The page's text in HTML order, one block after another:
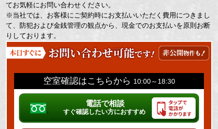
てお気軽にお問い合わせください。
※当社では、お客様にご契約時にお支払いいただく費用につきまし
て、防犯および金銭管理の観点から、現金でのお支払いを原則お断
りしております。
空室確認はこちらから 10:00～18:30
電話で相談
すぐ確認したい方におすすめ